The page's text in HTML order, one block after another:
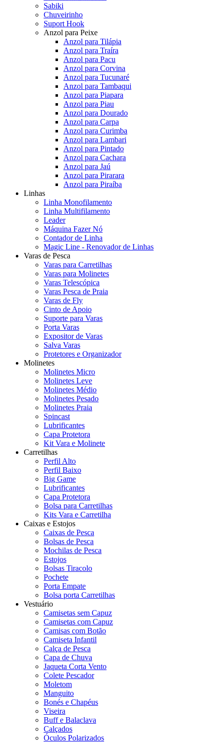
Sabiki
Chuveirinho
Suport Hook
Anzol para Peixe
Anzol para Tilápia
Anzol para Traíra
Anzol para Pacu
Anzol para Corvina
Anzol para Tucunaré
Anzol para Tambaqui
Anzol para Piapara
Anzol para Piau
Anzol para Dourado
Anzol para Carpa
Anzol para Curimba
Anzol para Lambari
Anzol para Pintado
Anzol para Cachara
Anzol para Jaú
Anzol para Pirarara
Anzol para Piraíba
Linhas
Linha Monofilamento
Linha Multifilamento
Leader
Máquina Fazer Nó
Contador de Linha
Magic Line - Renovador de Linhas
Varas de Pesca
Varas para Carretilhas
Varas para Molinetes
Varas Telescópica
Varas Pesca de Praia
Varas de Fly
Cinto de Apoio
Suporte para Varas
Porta Varas
Expositor de Varas
Salva Varas
Protetores e Organizador
Molinetes
Molinetes Micro
Molinetes Leve
Molinetes Médio
Molinetes Pesado
Molinetes Praia
Spincast
Lubrificantes
Capa Protetora
Kit Vara e Molinete
Carretilhas
Perfil Alto
Perfil Baixo
Big Game
Lubrificantes
Capa Protetora
Bolsa para Carretilhas
Kits Vara e Carretilha
Caixas e Estojos
Caixas de Pesca
Bolsas de Pesca
Mochilas de Pesca
Estojos
Bolsas Tiracolo
Pochete
Porta Empate
Bolsa porta Carretilhas
Vestuário
Camisetas sem Capuz
Camisetas com Capuz
Camisas com Botão
Camiseta Infantil
Calça de Pesca
Capa de Chuva
Jaqueta Corta Vento
Colete Pescador
Moletom
Manguito
Bonés e Chapéus
Viseira
Buff e Balaclava
Calçados
Óculos Polarizados